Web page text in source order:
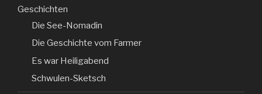
Geschichten
Die See-Nomadin
Die Geschichte vom Farmer
Es war Heiligabend
Schwulen-Sketsch